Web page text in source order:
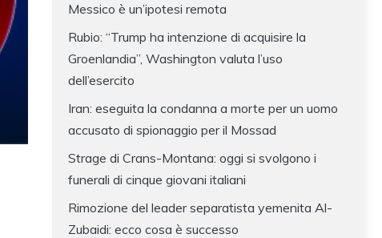
Messico è un’ipotesi remota
Rubio: “Trump ha intenzione di acquisire la
Groenlandia”, Washington valuta l’uso
dell’esercito
Iran: eseguita la condanna a morte per un uomo
accusato di spionaggio per il Mossad
Strage di Crans-Montana: oggi si svolgono i
funerali di cinque giovani italiani
Rimozione del leader separatista yemenita Al-
Zubaidi: ecco cosa è successo